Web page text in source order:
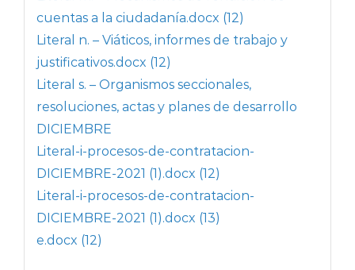
cuentas a la ciudadanía.docx (12)
Literal n. – Viáticos, informes de trabajo y
justificativos.docx (12)
Literal s. – Organismos seccionales,
resoluciones, actas y planes de desarrollo
DICIEMBRE
Literal-i-procesos-de-contratacion-
DICIEMBRE-2021 (1).docx (12)
Literal-i-procesos-de-contratacion-
DICIEMBRE-2021 (1).docx (13)
e.docx (12)